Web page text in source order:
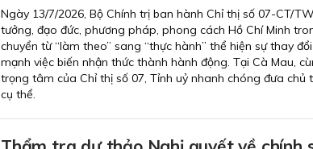
Ngày 13/7/2026, Bộ Chính trị ban hành Chỉ thị số 07-CT/
tưởng, đạo đức, phương pháp, phong cách Hồ Chí Minh
chuyển từ “làm theo” sang “thực hành” thể hiện sự thay
mạnh việc biến nhận thức thành hành động. Tại Cà Mau,
trọng tâm của Chỉ thị số 07, Tỉnh uỷ nhanh chóng đưa
cụ thể.